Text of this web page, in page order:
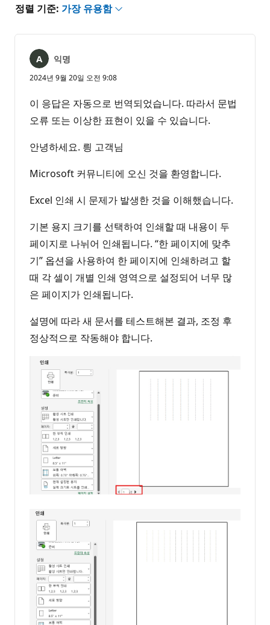
정렬 기준: 가장 유용함
익명
2024년 9월 20일 오전 9:08
이 응답은 자동으로 번역되었습니다. 따라서 문법
오류 또는 이상한 표현이 있을 수 있습니다.
안녕하세요. 릥 고객님
Microsoft 커뮤니티에 오신 것을 환영합니다.
Excel 인쇄 시 문제가 발생한 것을 이해했습니다.
기본 용지 크기를 선택하여 인쇄할 때 내용이 두
페이지로 나뉘어 인쇄됩니다. “한 페이지에 맞추
기” 옵션을 사용하여 한 페이지에 인쇄하려고 할
때 각 셀이 개별 인쇄 영역으로 설정되어 너무 많
은 페이지가 인쇄됩니다.
설명에 따라 새 문서를 테스트해본 결과, 조정 후
정상적으로 작동해야 합니다.